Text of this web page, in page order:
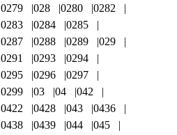
0279
028 0280
0282
0283
0284
0285
0287
0288 0289
029
0291
0293
0294
0295
0296
0297
0299
03 04
042
0422
0428 043
0436
0438
0439 044
045